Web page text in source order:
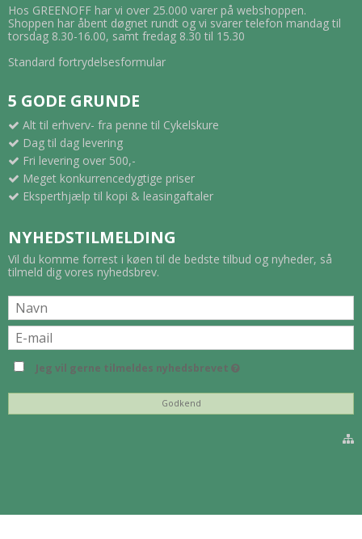
Hos GREENOFF har vi over 25.000 varer på webshoppen.
Shoppen har åbent døgnet rundt og vi svarer telefon mandag til
torsdag 8.30-16.00, samt fredag 8.30 til 15.30
Standard fortrydelsesformular
5 GODE GRUNDE
Alt til erhverv- fra penne til Cykelskure
Dag til dag levering
Fri levering over 500,-
Meget konkurrencedygtige priser
Eksperthjælp til kopi & leasingaftaler
NYHEDSTILMELDING
Vil du komme forrest i køen til de bedste tilbud og nyheder, så
tilmeld dig vores nyhedsbrev.
Jeg vil gerne tilmeldes nyhedsbrevet
Godkend